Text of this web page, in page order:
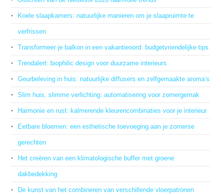
Koele slaapkamers: natuurlijke manieren om je slaapruimte te
verfrissen
Transformeer je balkon in een vakantieoord: budgetvriendelijke tips
Trendalert: biophilic design voor duurzame interieurs
Geurbeleving in huis: natuurlijke diffusers en zelfgemaakte aroma’s
Slim huis, slimme verlichting: automatisering voor zomergemak
Harmonie en rust: kalmerende kleurencombinaties voor je interieur
Eetbare bloemen: een esthetische toevoeging aan je zomerse
gerechten
Het creëren van een klimatologische buffer met groene
dakbedekking
De kunst van het combineren van verschillende vloerpatronen